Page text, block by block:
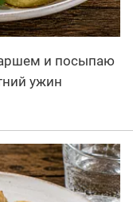
и посыпаю
ужин